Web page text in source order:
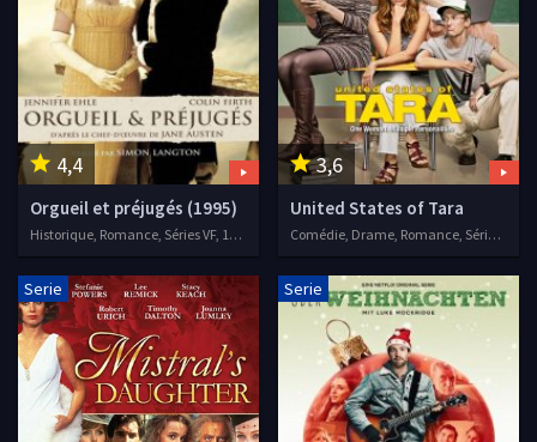
4,4
Orgueil et préjugés (1995)
Historique, Romance, Séries VF, 1995
3,6
United States of Tara
Comédie, Drame, Romance, Séries VF, 2009
Serie Serie